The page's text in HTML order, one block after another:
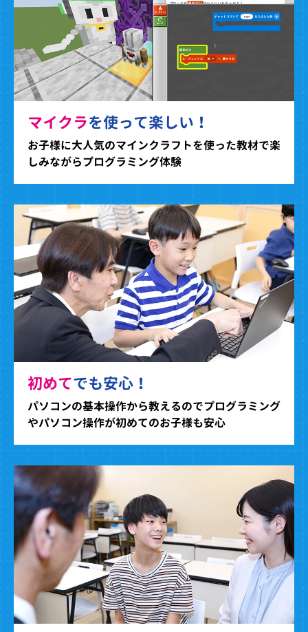
マイクラを使って楽しい！
お子様に大人気のマインクラフトを使った教材で楽
しみながらプログラミング体験
初めてでも安心！
パソコンの基本操作から教えるのでプログラミング
やパソコン操作が初めてのお子様も安心